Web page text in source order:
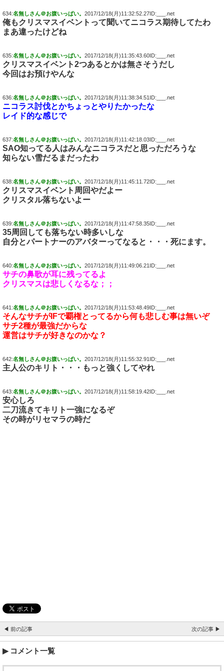
634:名無しさん＠お腹いっぱい。 2017/12/18(月)11:32:52.27ID:___.net
俺もクリスマスイベントって聞いてニコラス期待してたわ
まあ違ったけどね
635:名無しさん＠お腹いっぱい。 2017/12/18(月)11:35:43.60ID:___.net
クリスマスイベント2つあるとかは無さそうだし
今回はお預けやんな
636:名無しさん＠お腹いっぱい。 2017/12/18(月)11:38:34.51ID:___.net
ニコラス討伐とかちょっとやりたかったな
レイド的な感じで
637:名無しさん＠お腹いっぱい。 2017/12/18(月)11:42:18.03ID:___.net
SAO知ってる人はみんなニコラスだと思っただろうな
知らない雪だるまだったわ
638:名無しさん＠お腹いっぱい。 2017/12/18(月)11:45:11.72ID:___.net
クリスマスイベント周回やだよー
クリスタル落ちないよー
639:名無しさん＠お腹いっぱい。 2017/12/18(月)11:47:58.35ID:___.net
35周回しても落ちない時多いしな
自分とパートナーのアバターってなると・・・死にます。
640:名無しさん＠お腹いっぱい。 2017/12/18(月)11:49:06.21ID:___.net
サチの鼻歌が耳に残ってるよ
クリスマスは悲しくなるな；；
641:名無しさん＠お腹いっぱい。 2017/12/18(月)11:53:48.49ID:___.net
そんなサチがIFで覇権とってるから何も悲しむ事は無いぞ
サチ2種が最強だからな
運営はサチが好きなのかな？
642:名無しさん＠お腹いっぱい。 2017/12/18(月)11:55:32.91ID:___.net
主人公のキリト・・・もっと強くしてやれ
643:名無しさん＠お腹いっぱい。 2017/12/18(月)11:58:19.42ID:___.net
安心しろ
二刀流きてキリト一強になるぞ
その時がリセマラの時だ
◀ 前の記事 次の記事 ▶
コメント一覧